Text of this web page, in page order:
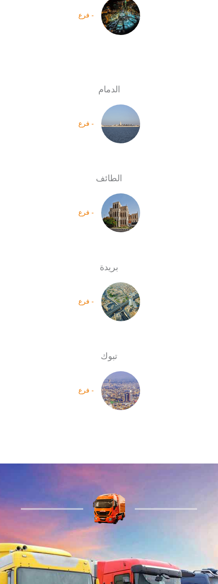
- فرع
الدمام
- فرع
الطائف
- فرع
بريدة
- فرع
تبوك
- فرع